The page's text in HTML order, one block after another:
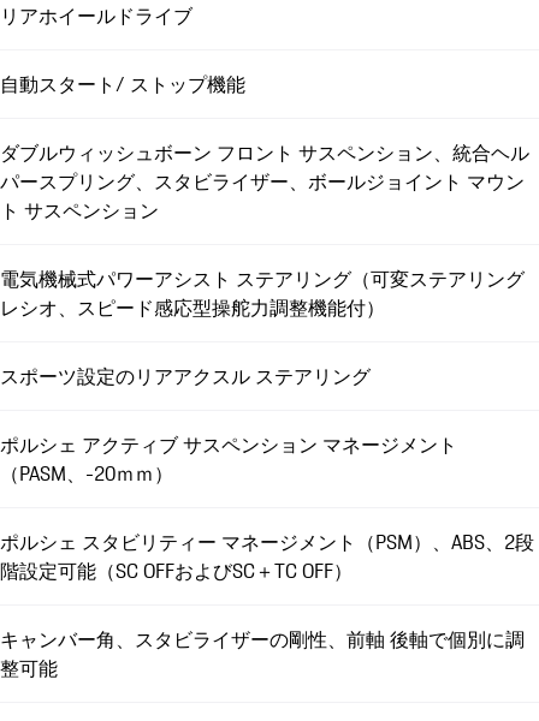
リアホイールドライブ
自動スタート/ ストップ機能
ダブルウィッシュボーン フロント サスペンション、統合ヘル
パースプリング、スタビライザー、ボールジョイント マウン
ト サスペンション
電気機械式パワーアシスト ステアリング（可変ステアリング
レシオ、スピード感応型操舵力調整機能付）
スポーツ設定のリアアクスル ステアリング
ポルシェ アクティブ サスペンション マネージメント
（PASM、-20ｍｍ）
ポルシェ スタビリティー マネージメント（PSM）、ABS、2段
階設定可能（SC OFFおよびSC＋TC OFF）
キャンバー角、スタビライザーの剛性、前軸 後軸で個別に調
整可能